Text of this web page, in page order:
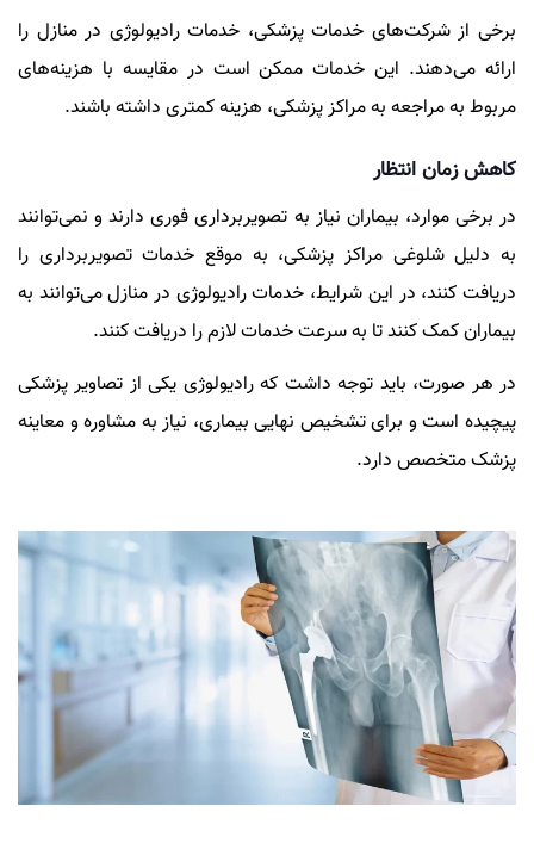
برخی از شرکت‌های خدمات پزشکی، خدمات رادیولوژی در منازل را
ارائه می‌دهند. این خدمات ممکن است در مقایسه با هزینه‌های
مربوط به مراجعه به مراکز پزشکی، هزینه کمتری داشته باشند.
کاهش زمان انتظار
در برخی موارد، بیماران نیاز به تصویربرداری فوری دارند و نمی‌توانند
به دلیل شلوغی مراکز پزشکی، به موقع خدمات تصویربرداری را
دریافت کنند، در این شرایط، خدمات رادیولوژی در منازل می‌توانند به
بیماران کمک کنند تا به سرعت خدمات لازم را دریافت کنند.
در هر صورت، باید توجه داشت که رادیولوژی یکی از تصاویر پزشکی
پیچیده است و برای تشخیص نهایی بیماری، نیاز به مشاوره و معاینه
پزشک متخصص دارد.